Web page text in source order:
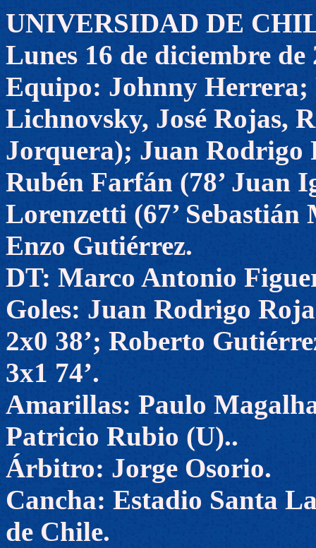
UNIVERSIDAD DE
Lunes 16 de diciembre de
Equipo: Johnny Herrera;
Lichnovsky, José Rojas,
Jorquera); Juan Rodrigo
Rubén Farfán (78’ Juan
Lorenzetti (67’
Enzo Gutiérrez.
DT: Marco Antonio
Goles: Juan Rodrigo
2x0 38’; Roberto
3x1 74’.
Amarillas: Paulo
Patricio Rubio (U)..
Árbitro: Jorge Osorio.
Cancha: Estadio Santa
de Chile.